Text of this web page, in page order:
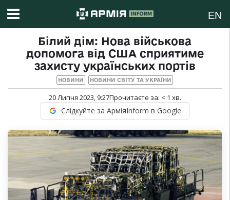
EN
Білий дім: Нова військова
допомога від США сприятиме
захисту українських портів
НОВИНИ НОВИНИ СВІТУ ТА УКРАЇНИ
20 Липня 2023, 9:27Прочитаєте за: < 1 хв.
Слідкуйте за АрміяInform в Google